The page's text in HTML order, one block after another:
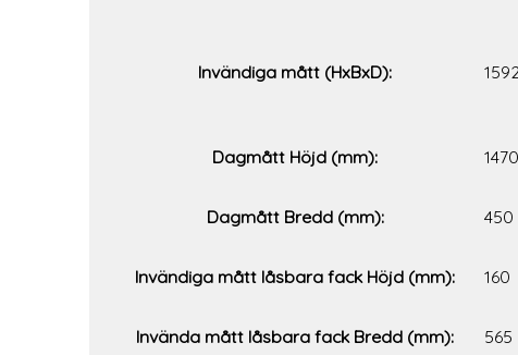
Invändiga mått (HxBxD):
Dagmått Höjd (mm): 1470
Dagmått Bredd (mm): 450
Invändiga mått låsbara fack Höjd (mm): 160
Invända mått låsbara fack Bredd (mm): 565